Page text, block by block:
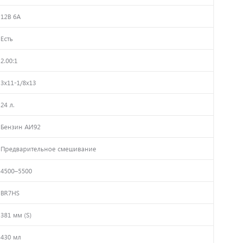
12В 6А
Есть
2.00:1
3х11-1/8х13
24 л.
Бензин АИ92
Предварительное смешивание
4500–5500
BR7HS
381 мм (S)
430 мл